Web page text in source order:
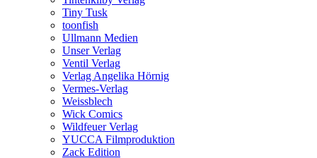
Tiny Tusk
toonfish
Ullmann Medien
Unser Verlag
Ventil Verlag
Verlag Angelika Hörnig
Vermes-Verlag
Weissblech
Wick Comics
Wildfeuer Verlag
YUCCA Filmproduktion
Zack Edition